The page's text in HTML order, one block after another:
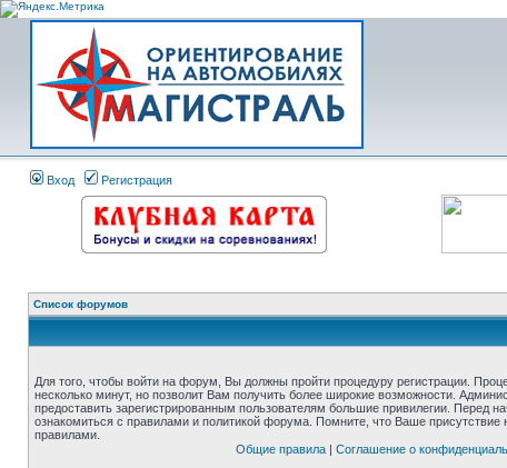
Вход Регистрация
Список форумов
Для того, чтобы войти на форум, Вы должны пройти процедуру регистрации.
несколько минут, но позволит Вам получить более широкие возможности.
предоставить зарегистрированным пользователям большие привилегии. Перед
ознакомиться с правилами и политикой форума. Помните, что Ваше присутствие
правилами.
Общие правила| Соглашение о